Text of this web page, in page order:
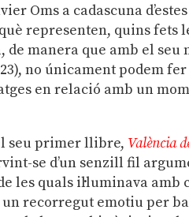
Oms a cadascuna
representen, quins fets
manera que amb el seu
no únicament podem
en relació amb un
seu primer llibre, València
se d’un senzill fil
les quals il·luminava amb
recorregut emotiu per